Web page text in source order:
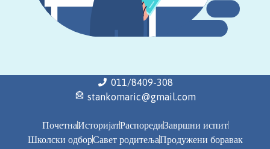
011/8409-308
stankomaric@gmail.com
ПочетнаИсторијатРаспоредиЗавршни испит
Школски одборСавет родитељаПродужени боравак